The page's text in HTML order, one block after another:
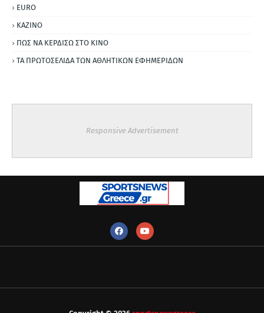
ΕURO
ΚΑΖΙΝΟ
ΠΩΣ ΝΑ ΚΕΡΔΙΣΩ ΣΤΟ ΚΙΝΟ
ΤΑ ΠΡΩΤΟΣΕΛΙΔΑ ΤΩΝ ΑΘΛΗΤΙΚΩΝ ΕΦΗΜΕΡΙΔΩΝ
Responsive Advertisement